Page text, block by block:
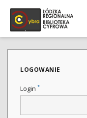
LOGOWANIE
Login *